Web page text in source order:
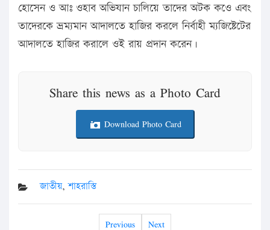
হোসেন ও আঃ ওহাব অভিযান চালিয়ে তাদের অটক কওে এবং
তাদেরকে ভ্রম্যমান আদালতে হাজির করলে নির্বাহী ম্যজিষ্টেটের
আদালতে হাজির করালে ওই রায় প্রদান করেন।
Share this news as a Photo Card
Download Photo Card
জাতীয়,শাহরাস্তি
Previous Next